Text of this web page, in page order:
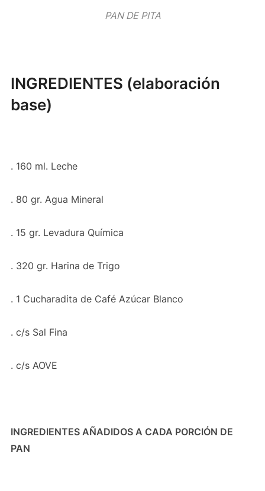
PAN DE PITA
INGREDIENTES (elaboración
base)
. 160 ml. Leche
. 80 gr. Agua Mineral
. 15 gr. Levadura Química
. 320 gr. Harina de Trigo
. 1 Cucharadita de Café Azúcar Blanco
. c/s Sal Fina
. c/s AOVE
INGREDIENTES AÑADIDOS A CADA PORCIÓN DE
PAN